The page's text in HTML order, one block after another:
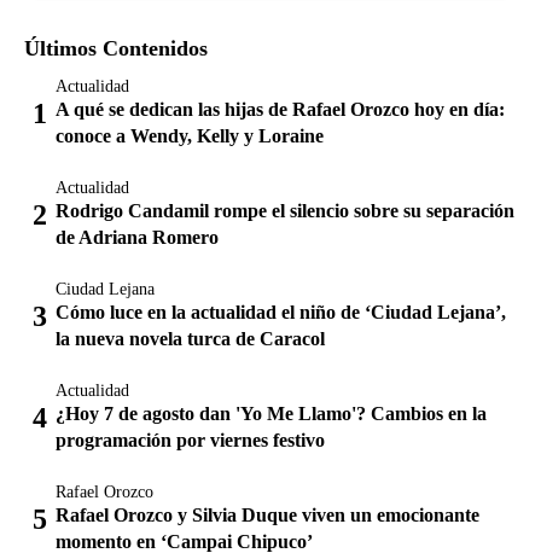
Últimos Contenidos
Actualidad
A qué se dedican las hijas de Rafael Orozco hoy en día:
conoce a Wendy, Kelly y Loraine
Actualidad
Rodrigo Candamil rompe el silencio sobre su separación
de Adriana Romero
Ciudad Lejana
Cómo luce en la actualidad el niño de ‘Ciudad Lejana’,
la nueva novela turca de Caracol
Actualidad
¿Hoy 7 de agosto dan 'Yo Me Llamo'? Cambios en la
programación por viernes festivo
Rafael Orozco
Rafael Orozco y Silvia Duque viven un emocionante
momento en ‘Campai Chipuco’